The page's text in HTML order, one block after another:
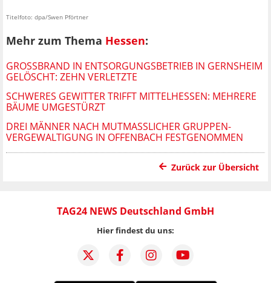
Titelfoto: dpa/Swen Pförtner
Mehr zum Thema Hessen:
GROSSBRAND IN ENTSORGUNGSBETRIEB IN GERNSHEIM G
ELÖSCHT: ZEHN VERLETZTE
SCHWERES GEWITTER TRIFFT MITTELHESSEN: MEHRERE
BÄUME UMGESTÜRZT
DREI MÄNNER NACH MUTMASSLICHER GRUPPEN-V
ERGEWALTIGUNG IN OFFENBACH FESTGENOMMEN
Zurück zur Übersicht
TAG24 NEWS Deutschland GmbH
Hier findest du uns: